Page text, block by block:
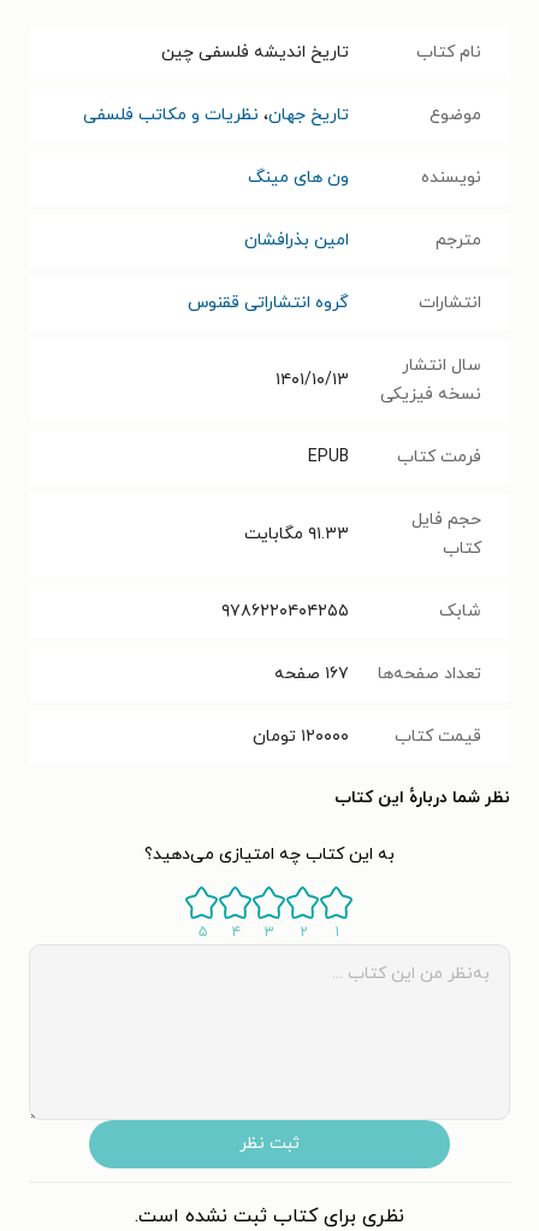
نام کتاب تاریخ اندیشه فلسفی چین
موضوع تاریخ جهان، نظریات و مکاتب فلسفی
نویسنده ون های مینگ
مترجم امین بذرافشان
انتشارات گروه انتشاراتی ققنوس
سال انتشار
نسخه فیزیکی
۱۴۰۱/۱۰/۱۳
فرمت کتاب EPUB
حجم فایل
کتاب
۹۱.۳۳ مگابایت
شابک ۹۷۸۶۲۲۰۴۰۴۲۵۵
تعداد صفحه‌ها ۱۶۷ صفحه
قیمت کتاب ۱۲۰۰۰۰ تومان
نظر شما دربارهٔ این کتاب
به این کتاب چه امتیازی می‌دهید؟
۱ ۲ ۳ ۴ ۵
ثبت نظر
نظری برای کتاب ثبت نشده است.